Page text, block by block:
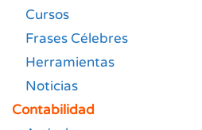
Cursos
Frases Célebres
Herramientas
Noticias
Contabilidad